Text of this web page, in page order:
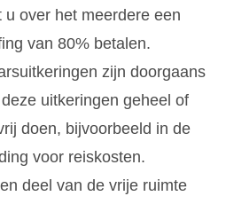
over het meerdere een
van 80% betalen.
zijn doorgaans
uitkeringen geheel of
doen, bijvoorbeeld in de
voor reiskosten.
deel van de vrije ruimte